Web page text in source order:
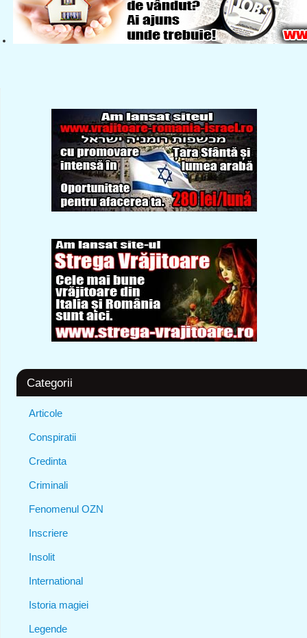
Categorii
Articole
Conspiratii
Credinta
Criminali
Fenomenul OZN
Inscriere
Insolit
International
Istoria magiei
Legende